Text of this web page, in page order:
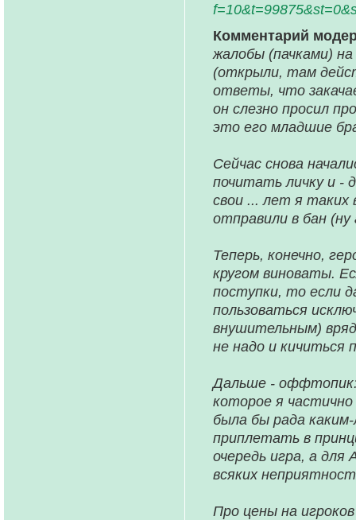
Комментарий
жалобы (пачками)
(открыли, там
ответы, что
он слезно просил
это его младшие
Сейчас снова
почитать личку и -
свои ... лет я таких
отправили в бан
Теперь, конечно,
кругом виноваты.
поступки, то если
пользоваться
внушительным)
не надо и кичиться
Дальше -
которое я
была бы рада
приплетать в
очередь игра, а
всяких
Про цены на